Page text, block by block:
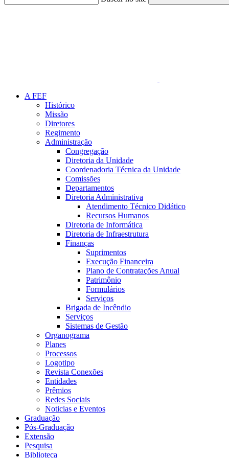
A FEF
Histórico
Missão
Diretores
Regimento
Administração
Congregação
Diretoria da Unidade
Coordenadoria Técnica da Unidade
Comissões
Departamentos
Diretoria Administrativa
Atendimento Técnico Didático
Recursos Humanos
Diretoria de Informática
Diretoria de Infraestrutura
Finanças
Suprimentos
Execução Financeira
Plano de Contratações Anual
Patrimônio
Formulários
Serviços
Brigada de Incêndio
Serviços
Sistemas de Gestão
Organograma
Planes
Processos
Logotipo
Revista Conexões
Entidades
Prêmios
Redes Sociais
Noticias e Eventos
Graduação
Pós-Graduação
Extensão
Pesquisa
Biblioteca